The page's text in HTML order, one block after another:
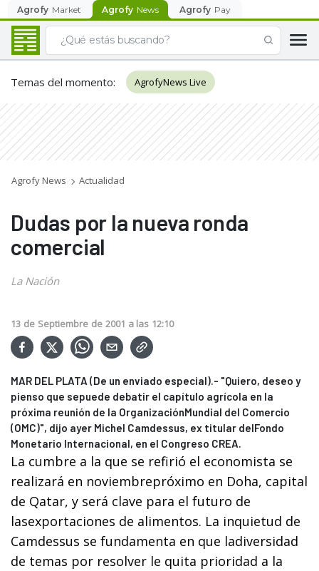
Agrofy Market Agrofy News Agrofy Pay
Temas del momento: AgrofyNews Live
Agrofy News Actualidad
Dudas por la nueva ronda
comercial
La Nación
13 de Septiembre de 2001 a las 12:10
MAR DEL PLATA (De un enviado especial).- "Quiero, deseo y
pienso que sepuede debatir el capítulo agrícola en la
próxima reunión de la OrganizaciónMundial del Comercio
(OMC)", dijo ayer Michel Camdessus, ex titular delFondo
Monetario Internacional, en el Congreso CREA.
La cumbre a la que se refirió el economista se
realizará en noviembrepróximo en Doha, capital
de Qatar, y será clave para el futuro de
lasexportaciones de alimentos. La inquietud de
Camdessus se fundamenta en que ladiversidad
de temas por resolver le quita prioridad a la